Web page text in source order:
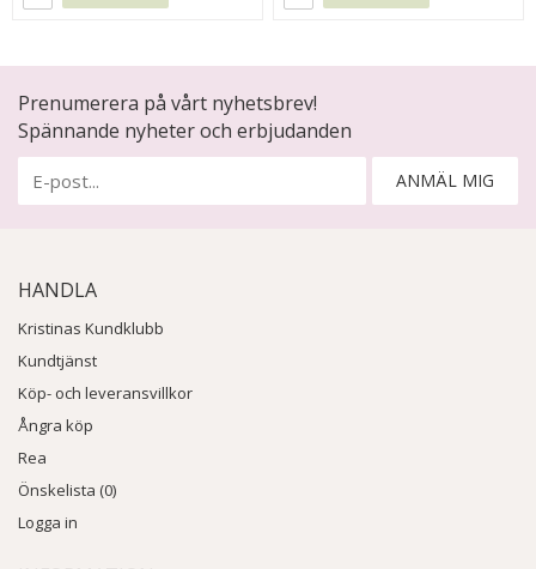
Prenumerera på vårt nyhetsbrev!
Spännande nyheter och erbjudanden
ANMÄL MIG
HANDLA
Kristinas Kundklubb
Kundtjänst
Köp- och leveransvillkor
Ångra köp
Rea
Önskelista (0)
Logga in